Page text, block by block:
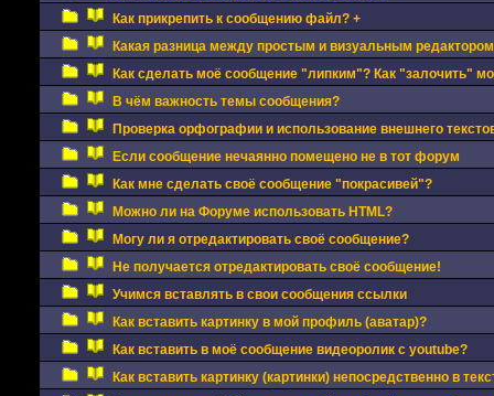
Как прикрепить к сообщению файл? +
Какая разница между простым и визуальным
Как сделать моё сообщение "липким"? Как "залочить"
В чём важность темы сообщения?
Проверка орфографии и использование внешнего
Если сообщение нечаянно помещено не в тот форум
Как мне сделать своё сообщение "покрасивей"?
Можно ли на Форуме использовать HTML?
Могу ли я отредактировать своё сообщение?
Не получается отредактировать своё сообщение!
Учимся вставлять в свои сообщения ссылки
Как вставить картинку в мой профиль (аватар)?
Как вставить в моё сообщение видеоролик с youtube?
Как вставить картинку (картинки) непосредственно в